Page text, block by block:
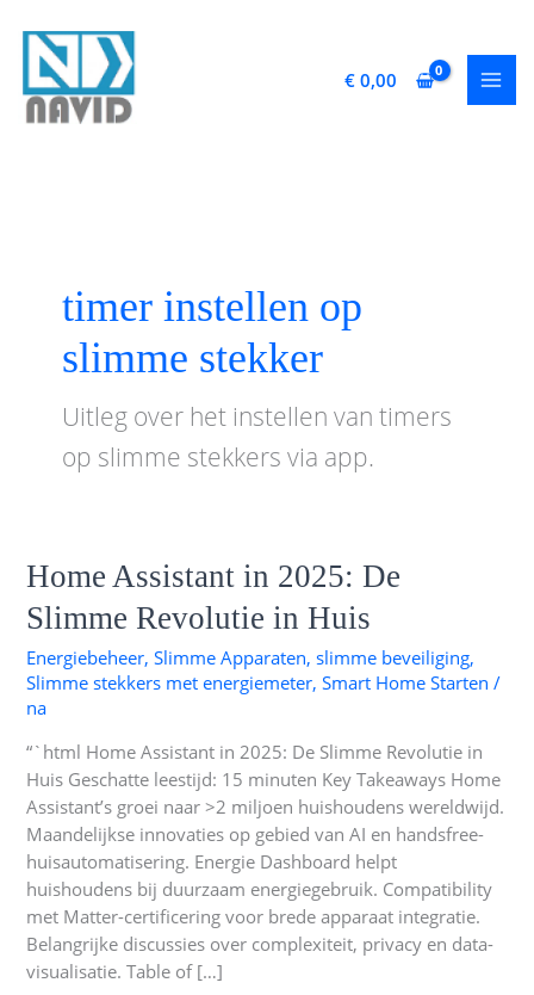
naar
inhoud
€ 0,00
timer instellen op
slimme stekker
Uitleg over het instellen van timers
op slimme stekkers via app.
Home Assistant in 2025: De
Slimme Revolutie in Huis
Energiebeheer,Slimme Apparaten,slimme beveiliging,
Slimme stekkers met energiemeter,Smart Home Starten /
na
“`html Home Assistant in 2025: De Slimme Revolutie in
Huis Geschatte leestijd: 15 minuten Key Takeaways Home
Assistant’s groei naar >2 miljoen huishoudens wereldwijd.
Maandelijkse innovaties op gebied van AI en handsfree-
huisautomatisering. Energie Dashboard helpt
huishoudens bij duurzaam energiegebruik. Compatibility
met Matter-certificering voor brede apparaat integratie.
Belangrijke discussies over complexiteit, privacy en data-
visualisatie. Table of […]
Home
Assistant
in
2025:
De
Slimme
Huis